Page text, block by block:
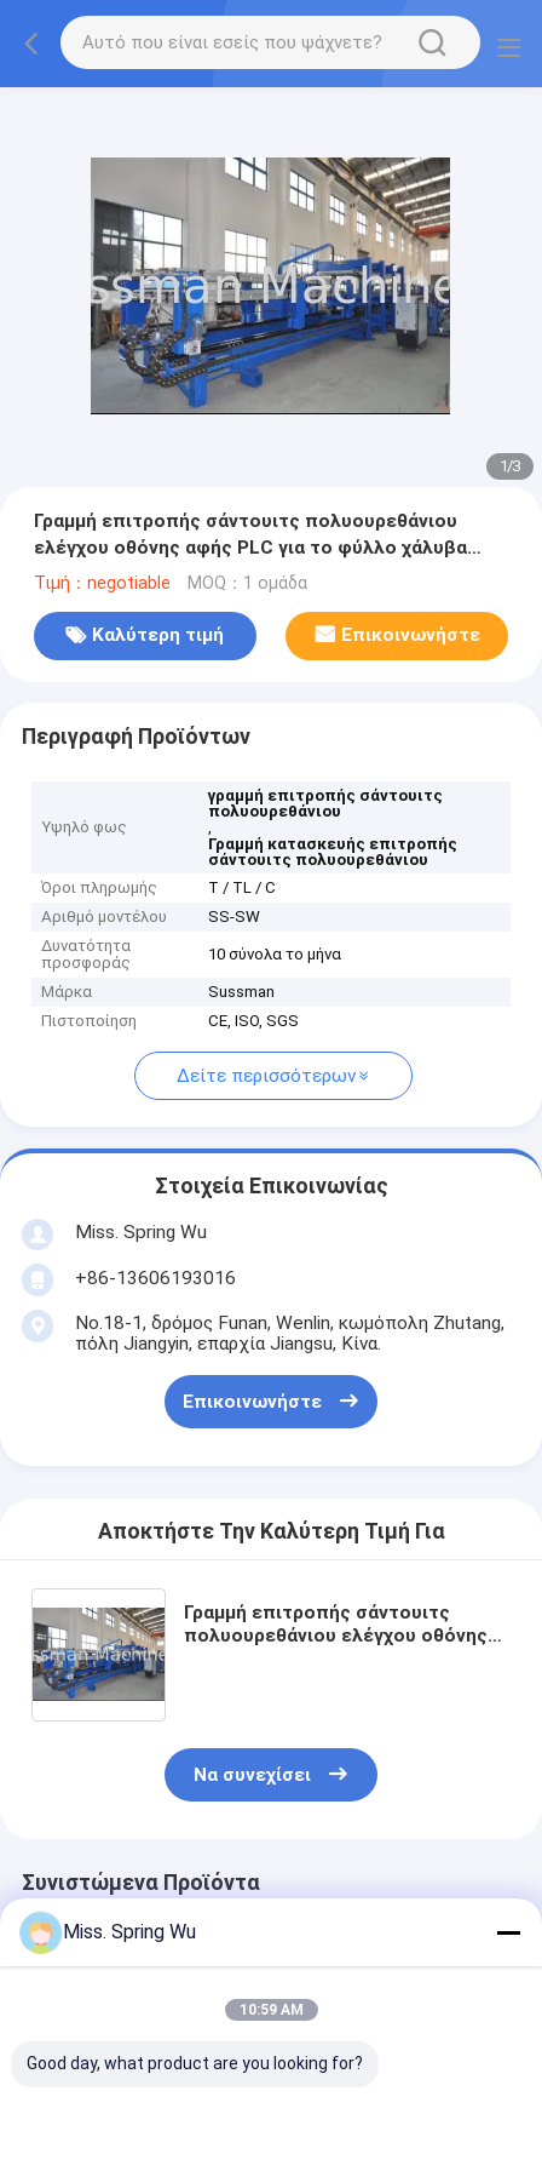
1/3
Γραμμή επιτροπής σάντουιτς πολυουρεθάνιου
ελέγχου οθόνης αφής PLC για το φύλλο χάλυβα
χρώματος
Τιμή：negotiable MOQ：1 ομάδα
Καλύτερη τιμή Επικοινωνήστε
Περιγραφή Προϊόντων
Υψηλό φως
γραμμή επιτροπής σάντουιτς
πολυουρεθάνιου
,
Γραμμή κατασκευής επιτροπής
σάντουιτς πολυουρεθάνιου
Όροι πληρωμής
Τ / TL / C
Αριθμό μοντέλου
SS-SW
Δυνατότητα
προσφοράς
10 σύνολα το μήνα
Μάρκα
Sussman
Πιστοποίηση
CE, ISO, SGS
Δείτε περισσότερων
Στοιχεία Επικοινωνίας
Miss. Spring Wu
+86-13606193016
No.18-1, δρόμος Funan, Wenlin, κωμόπολη Zhutang,
πόλη Jiangyin, επαρχία Jiangsu, Κίνα.
Επικοινωνήστε
Αποκτήστε Την Καλύτερη Τιμή Για
Γραμμή επιτροπής σάντουιτς
πολυουρεθάνιου ελέγχου οθόνης
Να συνεχίσει
Συνιστώμενα Προϊόντα
Miss. Spring Wu
10:59 AM
Good day, what product are you looking for?